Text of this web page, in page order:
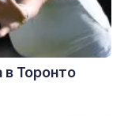
в Торонто